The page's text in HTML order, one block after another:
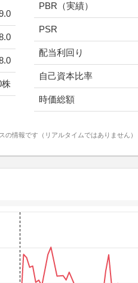
株
PBR（実績）
PSR
配当利回り
自己資本比率
時価総額
情報です（リアルタイムではありません）